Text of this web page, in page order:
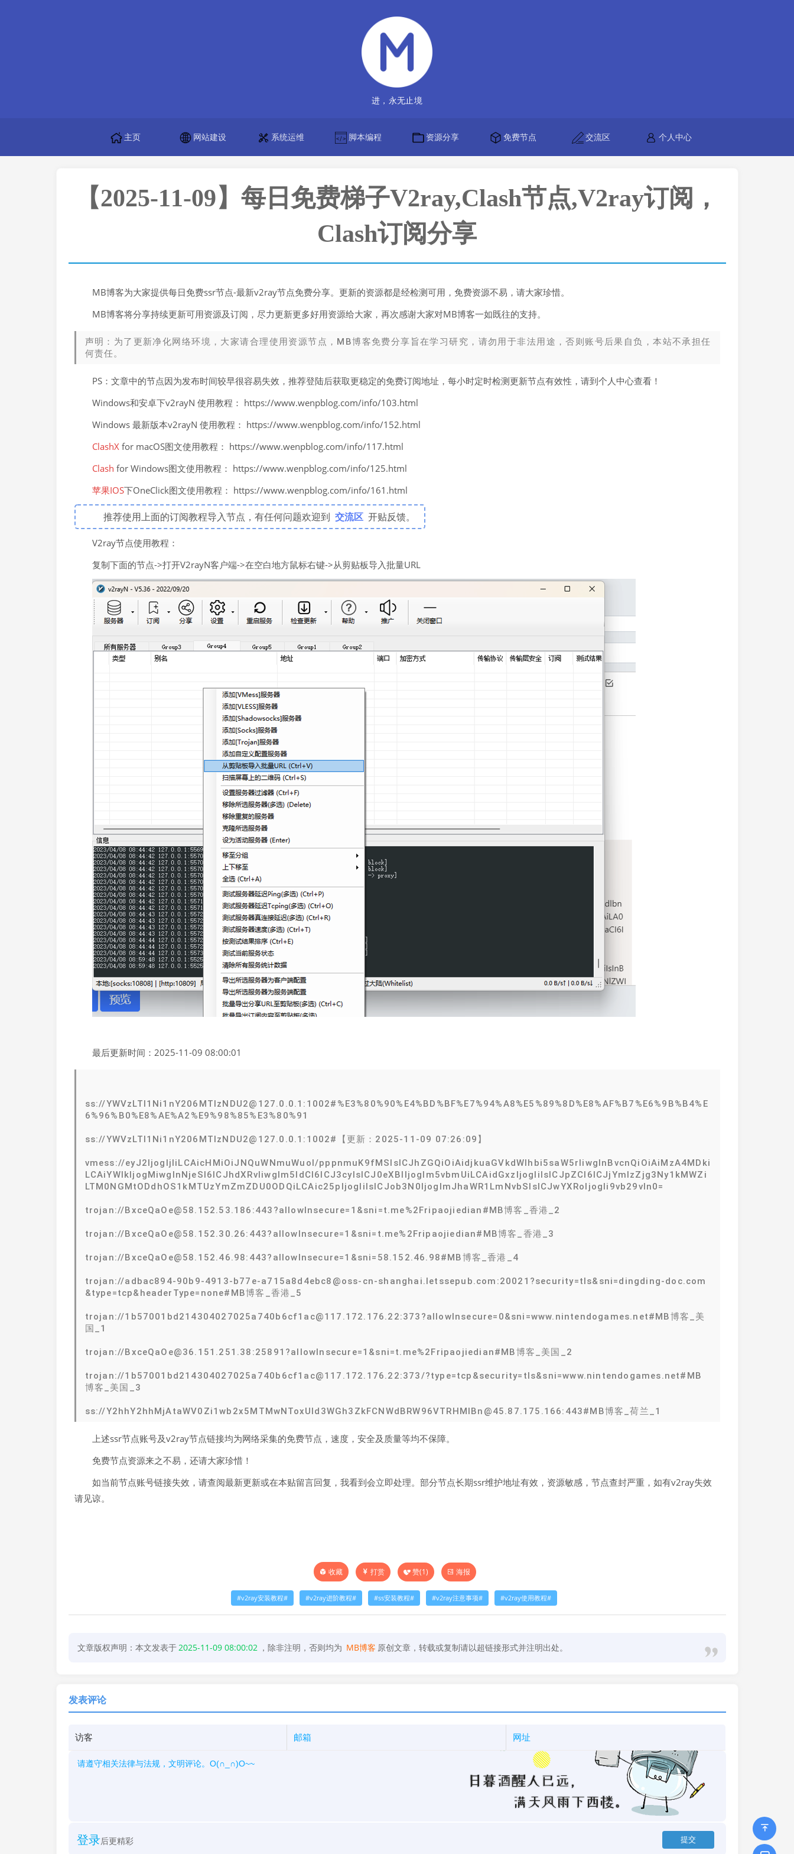
进，永无止境
主页 网站建设 系统运维 脚本编程 资源分享 免费节点 交流区 个人中心
【2025-11-09】每日免费梯子V2ray,Clash节点,V2ray订阅，
Clash订阅分享
MB博客为大家提供每日免费ssr节点-最新v2ray节点免费分享。更新的资源都是经检测可用，免费资源不易，请大家珍惜。
MB博客将分享持续更新可用资源及订阅，尽力更新更多好用资源给大家，再次感谢大家对MB博客一如既往的支持。
声明：为了更新净化网络环境，大家请合理使用资源节点，MB博客免费分享旨在学习研究，请勿用于非法用途，否则账号后果自负，本站不承担任
何责任。
PS：文章中的节点因为发布时间较早很容易失效，推荐登陆后获取更稳定的免费订阅地址，每小时定时检测更新节点有效性，请到个人中心查看！
Windows和安卓下v2rayN 使用教程： https://www.wenpblog.com/info/103.html
Windows 最新版本v2rayN 使用教程： https://www.wenpblog.com/info/152.html
ClashXfor macOS图文使用教程： https://www.wenpblog.com/info/117.html
Clashfor Windows图文使用教程： https://www.wenpblog.com/info/125.html
苹果IOS下OneClick图文使用教程： https://www.wenpblog.com/info/161.html
推荐使用上面的订阅教程导入节点，有任何问题欢迎到 交流区 开贴反馈。
V2ray节点使用教程：
复制下面的节点->打开V2rayN客户端->在空白地方鼠标右键->从剪贴板导入批量URL
最后更新时间：2025-11-09 08:00:01
ss://YWVzLTI1Ni1nY206MTIzNDU2@127.0.0.1:1002#%E3%80%90%E4%BD%BF%E7%94%A8%E5%89%8D%E8%AF%B7%E6%9B%B4%E
6%96%B0%E8%AE%A2%E9%98%85%E3%80%91
ss://YWVzLTI1Ni1nY206MTIzNDU2@127.0.0.1:1002#【更新：2025-11-09 07:26:09】
vmess://eyJ2IjogIjIiLCAicHMiOiJNQuWNmuWuol/pppnmuK9fMSIsICJhZGQiOiAidjkuaGVkdWlhbi5saW5rIiwgInBvcnQiOiAiMzA4MDki
LCAiYWlkIjogMiwgInNjeSI6ICJhdXRvIiwgIm5ldCI6ICJ3cyIsICJ0eXBlIjogIm5vbmUiLCAidGxzIjogIiIsICJpZCI6ICJjYmIzZjg3Ny1kMWZi
LTM0NGMtODdhOS1kMTUzYmZmZDU0ODQiLCAic25pIjogIiIsICJob3N0IjogImJhaWR1LmNvbSIsICJwYXRoIjogIi9vb29vIn0=
trojan://BxceQaOe@58.152.53.186:443?allowInsecure=1&sni=t.me%2Fripaojiedian#MB博客_香港_2
trojan://BxceQaOe@58.152.30.26:443?allowInsecure=1&sni=t.me%2Fripaojiedian#MB博客_香港_3
trojan://BxceQaOe@58.152.46.98:443?allowInsecure=1&sni=58.152.46.98#MB博客_香港_4
trojan://adbac894-90b9-4913-b77e-a715a8d4ebc8@oss-cn-shanghai.letssepub.com:20021?security=tls&sni=dingding-doc.com
&type=tcp&headerType=none#MB博客_香港_5
trojan://1b57001bd214304027025a740b6cf1ac@117.172.176.22:373?allowInsecure=0&sni=www.nintendogames.net#MB博客_美
国_1
trojan://BxceQaOe@36.151.251.38:25891?allowInsecure=1&sni=t.me%2Fripaojiedian#MB博客_美国_2
trojan://1b57001bd214304027025a740b6cf1ac@117.172.176.22:373/?type=tcp&security=tls&sni=www.nintendogames.net#MB
博客_美国_3
ss://Y2hhY2hhMjAtaWV0Zi1wb2x5MTMwNToxUld3WGh3ZkFCNWdBRW96VTRHMlBn@45.87.175.166:443#MB博客_荷兰_1
上述ssr节点账号及v2ray节点链接均为网络采集的免费节点，速度，安全及质量等均不保障。
免费节点资源来之不易，还请大家珍惜！
如当前节点账号链接失效，请查阅最新更新或在本贴留言回复，我看到会立即处理。部分节点长期ssr维护地址有效，资源敏感，节点查封严重，如有v2ray失效
请见谅。
收藏 打赏 赞(1) 海报
v2ray安装教程 v2ray进阶教程 ss安装教程 v2ray注意事项 v2ray使用教程
文章版权声明：本文发表于2025-11-09 08:00:02 ，除非注明，否则均为 MB博客 原创文章，转载或复制请以超链接形式并注明出处。
发表评论
登录后更精彩